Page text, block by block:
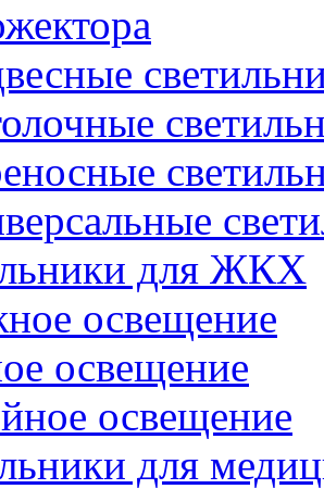
для ЖКХ
освещение
освещение
освещение
для